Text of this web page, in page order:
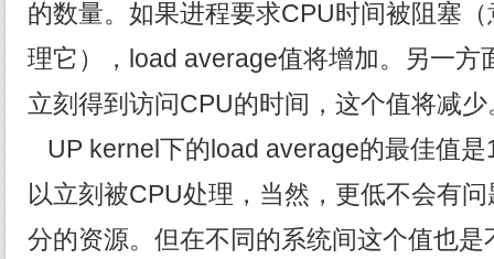
的数量。如果进程要求CPU时间被阻塞
理它），load average值将增加。另一方
立刻得到访问CPU的时间，这个值将减少
UP kernel下的load average的最佳值
以立刻被CPU处理，当然，更低不会有
分的资源。但在不同的系统间这个值也